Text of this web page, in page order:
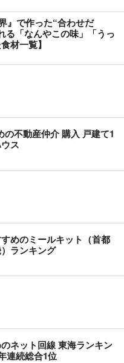
』で作った“合わせだ
る「なんやこの味」「うっ
材一覧】
の不動産仲介 購入 戸建て1
ス
すめのミールキット（首都
ランキング
ネット回線 東海ランキン
連続総合1位